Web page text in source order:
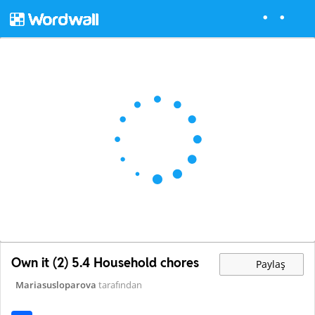
Own it (2) 5.4 Household chores Paylaş
Mariasusloparova tarafından